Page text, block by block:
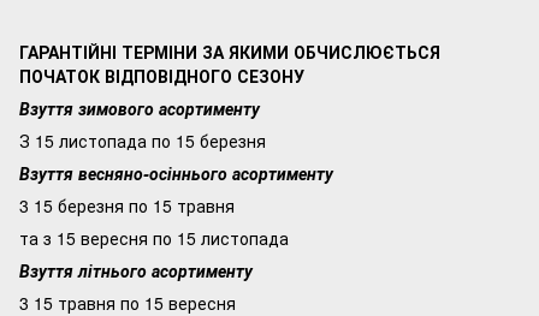
ГАРАНТІЙНІ ТЕРМІНИ ЗА ЯКИМИ ОБЧИСЛЮЄТЬСЯ
ПОЧАТОК ВІДПОВІДНОГО СЕЗОНУ
Взуття зимового асортименту
З 15 листопада по 15 березня
Взуття весняно-осіннього асортименту
3 15 березня по 15 травня
та з 15 вересня по 15 листопада
Взуття літнього асортименту
3 15 травня по 15 вересня